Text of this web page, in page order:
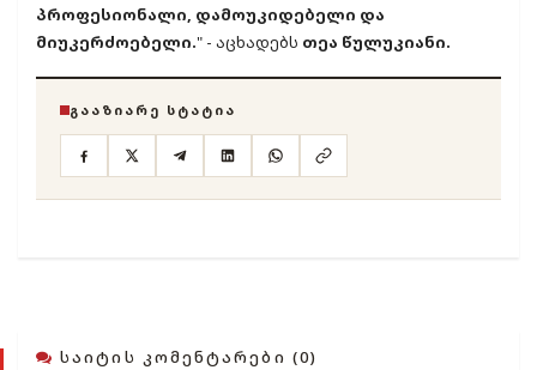
პროფესიონალი, დამოუკიდებელი და
მიუკერძოებელი." - აცხადებს თეა წულუკიანი.
ᲒᲐᲐᲖᲘᲐᲠᲔ ᲡᲢᲐᲢᲘᲐ
ᲡᲐᲘᲢᲘᲡ ᲙᲝᲛᲔᲜᲢᲐᲠᲔᲑᲘ (0)